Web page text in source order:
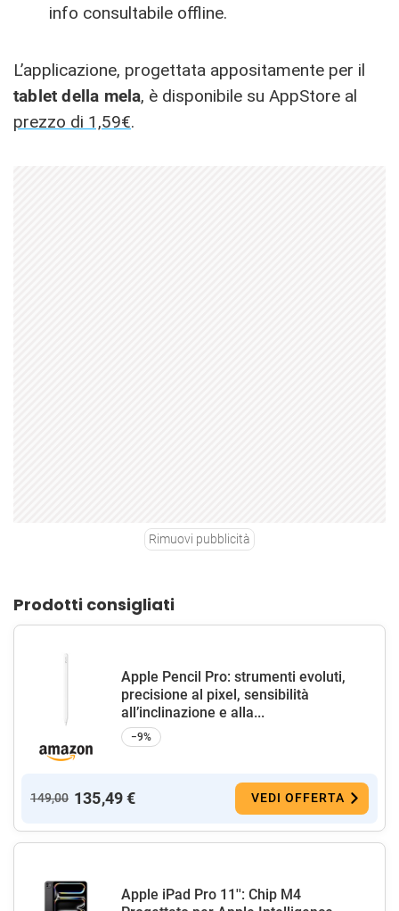
info consultabile offline.
L’applicazione, progettata appositamente per il
tablet della mela, è disponibile su AppStore al
prezzo di 1,59€.
Rimuovi pubblicità
Prodotti consigliati
Apple Pencil Pro: strumenti evoluti,
precisione al pixel, sensibilità
all’inclinazione e alla...
−9%
149,00 135,49 € VEDI OFFERTA
Apple iPad Pro 11'': Chip M4